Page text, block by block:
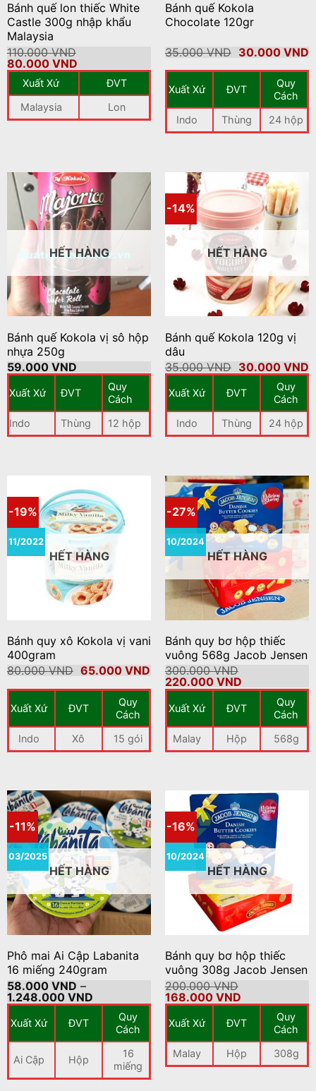
Bánh quế lon thiếc White
Castle 300g nhập khẩu
Malaysia
110.000VND
Giá
gốc
110.000 VND.
80.000 VNDGiá
hiện
là:
80.000 VND.
Xuất Xứ
ĐVT
Malaysia
Lon
Bánh quế Kokola
Chocolate 120gr
35.000VND Giá
là:
35.000 VND.
30.000 VND
Xuất Xứ ĐVT
Quy
Cách
Indo
Thùng 24 hộp
HẾT HÀNG
Bánh quế Kokola vị sô hộp
nhựa 250g
59.000 VND
Xuất Xứ ĐVT
Quy
Cách
Indo
Thùng 12 hộp
-14%
HẾT HÀNG
Bánh quế Kokola 120g vị
dâu
35.000VND Giá
gốc
là:
35.000 VND.
30.000 VND
Xuất Xứ ĐVT
Quy
Cách
Indo
Thùng 24 hộp
-19%
11/2022
HẾT HÀNG
Bánh quy xô Kokola vị vani
400gram
80.000VND Giá
là:
80.000 VND.
65.000 VNDGiá
hiện
tại
65.000 VND.
Xuất Xứ ĐVT
Quy
Cách
Indo
Xô 15 gói
-27%
10/2024
HẾT HÀNG
Bánh quy bơ hộp thiếc
vuông 568g Jacob Jensen
300.000VND
Giá
gốc
là:
300.000 VND.
220.000 VNDGiá
hiện
tại
là:
220.000 VND.
Xuất Xứ ĐVT
Quy
Cách
Malay
Hộp 568g
-11%
03/2025
HẾT HÀNG
Phô mai Ai Cập Labanita
16 miếng 240gram
58.000 VND –
1.248.000 VNDKhoảng
giá:
58.000 VND
đến
1.248.000 VND
Xuất Xứ ĐVT
Quy
Cách
Ai Cập Hộp
16
miếng
-16%
10/2024
HẾT HÀNG
Bánh quy bơ hộp thiếc
vuông 308g Jacob Jensen
200.000VND
Giá
gốc
là:
200.000 VND.
168.000 VNDGiá
hiện
tại
là:
168.000 VND.
Xuất Xứ ĐVT
Quy
Cách
Malay
Hộp 308g